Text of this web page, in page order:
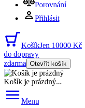
Porovnání
Přihlásit
KošíkJen 10000 Kč
do dopravy
zdarma Otevřít košík
Košík je prázdný...
Menu